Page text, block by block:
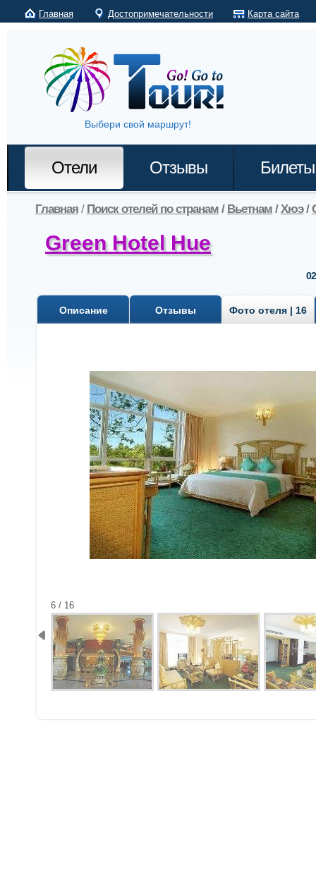
Главная Достопримечательности Карта сайта
Выбери свой маршрут!
Отели Отзывы Билеты
Главная / Поиск отелей по странам / Вьетнам /Хюэ/
Green Hotel Hue
Описание Отзывы Фото отеля | 16
6 / 16